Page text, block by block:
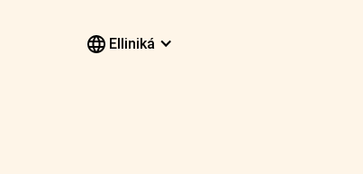
Elliniká